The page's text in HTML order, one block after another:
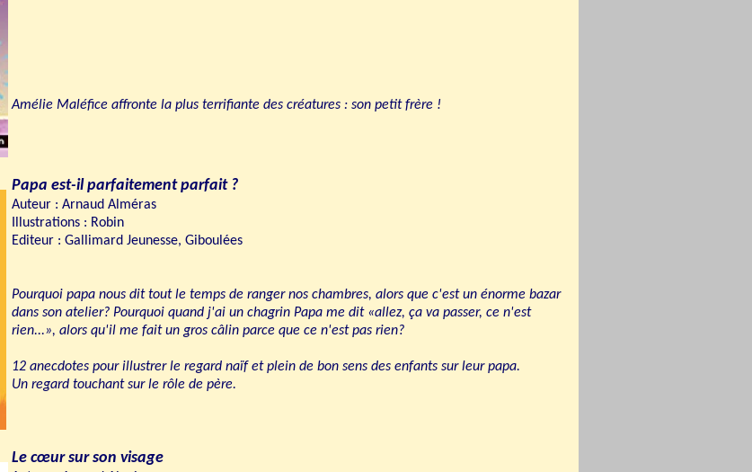
Amélie Maléfice affronte la plus terrifiante des créatures : son petit frère !
Papa est-il parfaitement parfait ?
Auteur : Arnaud Alméras
Illustrations : Robin
Editeur : Gallimard Jeunesse, Giboulées
Pourquoi papa nous dit tout le temps de ranger nos chambres, alors que c'est un énorme bazar
dans son atelier? Pourquoi quand j'ai un chagrin Papa me dit «allez, ça va passer, ce n'est
rien...», alors qu'il me fait un gros câlin parce que ce n'est pas rien?
12 anecdotes pour illustrer le regard naïf et plein de bon sens des enfants sur leur papa.
Un regard touchant sur le rôle de père.
Le cœur sur son visage